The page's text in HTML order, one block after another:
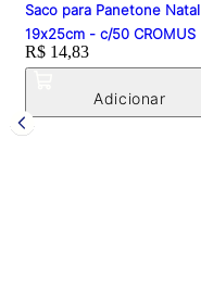
Saco para Panetone Natal
19x25cm - c/50 CROMUS
Price:
R$ 14,83